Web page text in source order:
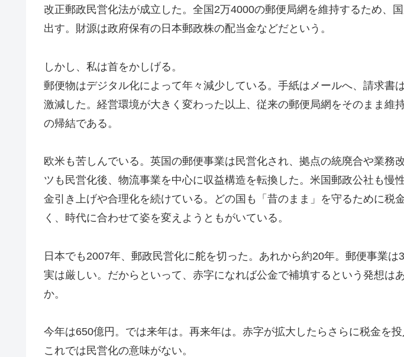
改正郵政民営化法が成立した。全国2万4000の郵便局網を維持するため、
出す。財源は政府保有の日本郵政株の配当金などだという。
しかし、私は首をかしげる。
郵便物はデジタル化によって年々減少している。手紙はメールへ、請求書
激減した。経営環境が大きく変わった以上、従来の郵便局網をそのまま維
の帰結である。
欧米も苦しんでいる。英国の郵便事業は民営化され、拠点の統廃合や業務
ツも民営化後、物流事業を中心に収益構造を転換した。米国郵政公社も慢
金引き上げや合理化を続けている。どの国も「昔のまま」を守るために税
く、時代に合わせて姿を変えようともがいている。
日本でも2007年、郵政民営化に舵を切った。あれから約20年。郵便事業は
実は厳しい。だからといって、赤字になれば公金で補填するという発想は
か。
今年は650億円。では来年は。再来年は。赤字が拡大したらさらに税金を投
これでは民営化の意味がない。